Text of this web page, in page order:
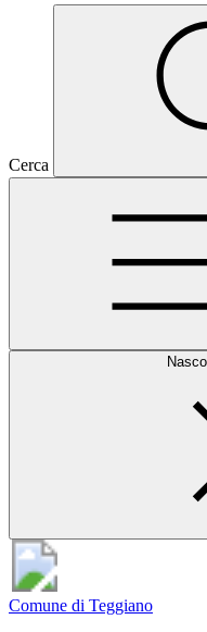
Cerca
Comune di Teggiano